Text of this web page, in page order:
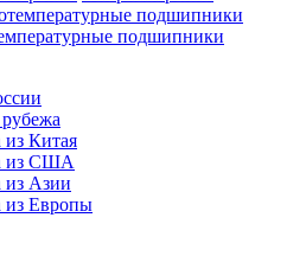
подшипники
рубежа
из Китая
из США
из Азии
из Европы